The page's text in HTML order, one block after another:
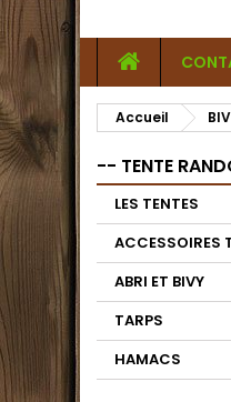
Accueil
-- TENTE
LES TENTES
ACCESSOIRES
ABRI ET BIVY
TARPS
HAMACS